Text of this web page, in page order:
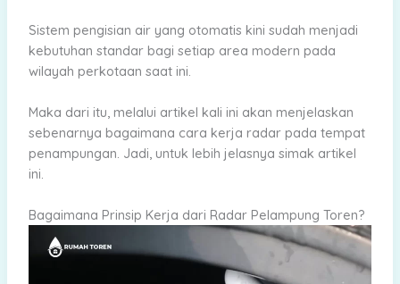
Sistem pengisian air yang otomatis kini sudah menjadi
kebutuhan standar bagi setiap area modern pada
wilayah perkotaan saat ini.
Maka dari itu, melalui artikel kali ini akan menjelaskan
sebenarnya bagaimana cara kerja radar pada tempat
penampungan. Jadi, untuk lebih jelasnya simak artikel
ini.
Bagaimana Prinsip Kerja dari Radar Pelampung Toren?